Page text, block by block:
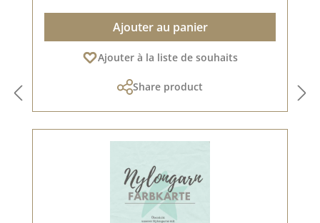
Ajouter au panier
Ajouter à la liste de souhaits
Share product